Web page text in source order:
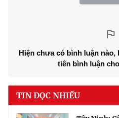
Hiện chưa có bình luận
tiên bình luận
TIN ĐỌC NHIỀU